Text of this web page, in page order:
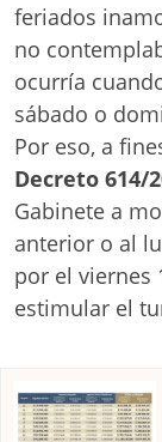
feriados
no
ocurría
sábado o
Por eso, a
Decreto 614/
Gabinete a
anterior o al
por el viernes
estimular el